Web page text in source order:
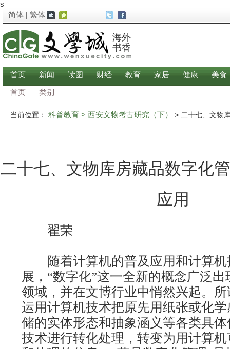
s
简体 | 繁体
海外
书香
首页 新闻 读图 财经 教育 家居 健康
美食
首页
类别
当前位置： 科普教育 > 西安文物考古研究（下） > 二十七、文物
二十七、文物库房藏品数字化
应用
翟荣
随着计算机的普及应用和计算机
展，“数字化”这一全新的概念广泛
领域，并在文博行业中悄然兴起。所
运用计算机技术把原先用纸张或化
储的实体形态和抽象涵义等各类具
技术进行转化处理，转变为用计算